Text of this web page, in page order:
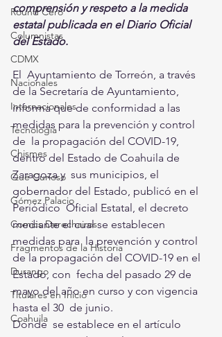
Round Cero
Columnistas
CDMX
Nacionales
Internacionales
Tecnología
Chismes
Qué Curioso
Gómez Palacio
Comics Derechairos
Fragmentos de la Historia
Durango
Titulares en Inicio
Coahuila
comprensión y respeto a la medida
estatal publicada en el Diario Oficial
del Estado.
El  Ayuntamiento de Torreón, a través
de la Secretaría de Ayuntamiento,
informa que de conformidad a las
medidas para la prevención y control
de  la propagación del COVID-19,
dentro del Estado de Coahuila de
Zaragoza y  sus municipios, el
gobernador del Estado, publicó en el
Periódico  Oficial Estatal, el decreto
mediante el cual se establecen
medidas para  la prevención y control
de la propagación del COVID-19 en el
Estado, con  fecha del pasado 29 de
mayo del año en curso y con vigencia
hasta el 30  de junio.
Donde  se establece en el artículo